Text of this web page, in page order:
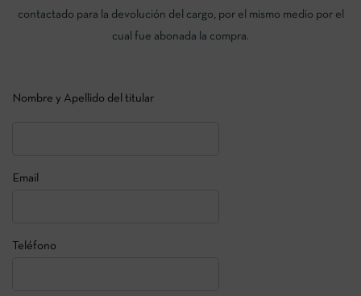
contactado para la devolución del cargo, por el mismo medio por el
cual fue abonada la compra.
Nombre y Apellido del titular
Email
Teléfono